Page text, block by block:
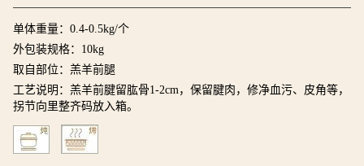
单体重量：0.4-0.5kg/个
外包装规格：10kg
取自部位：羔羊前腿
工艺说明：羔羊前腱留肱骨1-2cm，保留腱肉，修净血污、皮角等，
拐节向里整齐码放入箱。